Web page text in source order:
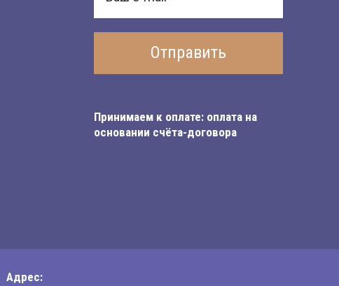
Отправить
Принимаем к оплате: оплата на
основании счёта-договора
Адрес: